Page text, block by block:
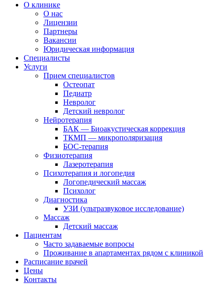
О клинике
О нас
Лицензии
Партнеры
Вакансии
Юридическая информация
Специалисты
Услуги
Прием специалистов
Остеопат
Педиатр
Невролог
Детский невролог
Нейротерапия
БАК — Биоакустическая коррекция
ТКМП — микрополяризация
БОС-терапия
Физиотерапия
Лазеротерапия
Психотерапия и логопедия
Логопедический массаж
Психолог
Диагностика
УЗИ (ультразвуковое исследование)
Массаж
Детский массаж
Пациентам
Часто задаваемые вопросы
Проживание в апартаментах рядом с клиникой
Расписание врачей
Цены
Контакты